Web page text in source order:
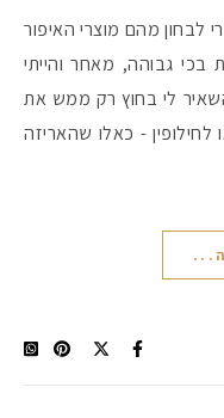
גבוהה, מאחר והייתי
לי בחוץ רק ממש את
לחילופין - כאלו שהאריזה